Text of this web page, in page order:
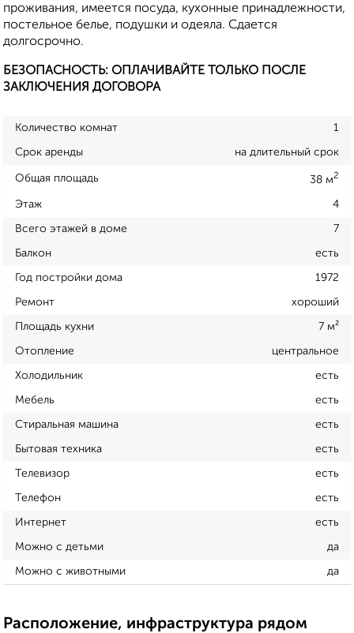
проживания, имеется посуда, кухонные принадлежности,
постельное белье, подушки и одеяла. Сдается
долгосрочно.
БЕЗОПАСНОСТЬ: ОПЛАЧИВАЙТЕ ТОЛЬКО ПОСЛЕ
ЗАКЛЮЧЕНИЯ ДОГОВОРА
Количество комнат 1
Срок аренды на длительный срок
Общая площадь 38 м2
Этаж 4
Всего этажей в доме 7
Балкон есть
Год постройки дома 1972
Ремонт хороший
Площадь кухни 7 м²
Отопление центральное
Холодильник есть
Мебель есть
Стиральная машина есть
Бытовая техника есть
Телевизор есть
Телефон есть
Интернет есть
Можно с детьми да
Можно с животными да
Расположение, инфраструктура рядом